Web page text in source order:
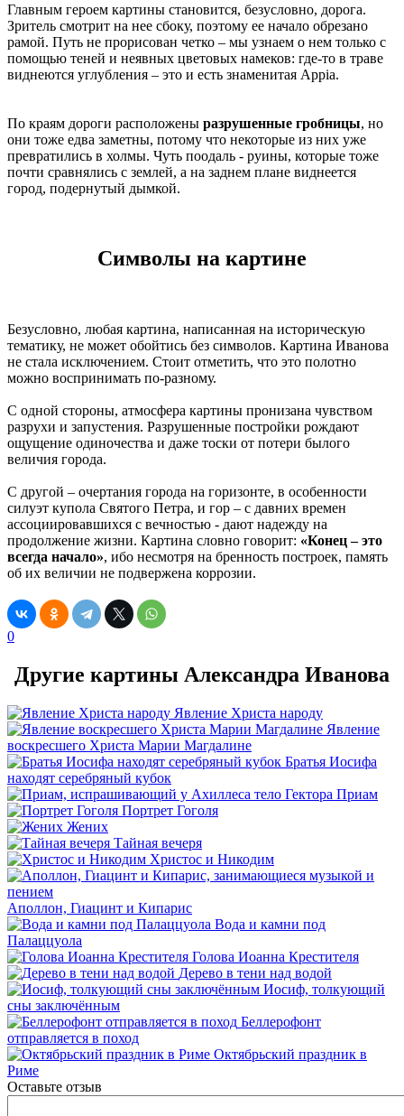
Главным героем картины становится, безусловно, дорога.
Зритель смотрит на нее сбоку, поэтому ее начало обрезано
рамой. Путь не прорисован четко – мы узнаем о нем только с
помощью теней и неявных цветовых намеков: где-то в траве
виднеются углубления – это и есть знаменитая Appia.
По краям дороги расположены разрушенные гробницы, но
они тоже едва заметны, потому что некоторые из них уже
превратились в холмы. Чуть поодаль - руины, которые тоже
почти сравнялись с землей, а на заднем плане виднеется
город, подернутый дымкой.
Символы на картине
Безусловно, любая картина, написанная на историческую
тематику, не может обойтись без символов. Картина Иванова
не стала исключением. Стоит отметить, что это полотно
можно воспринимать по-разному.
С одной стороны, атмосфера картины пронизана чувством
разрухи и запустения. Разрушенные постройки рождают
ощущение одиночества и даже тоски от потери былого
величия города.
С другой – очертания города на горизонте, в особенности
силуэт купола Святого Петра, и гор – с давних времен
ассоциировавшихся с вечностью - дают надежду на
продолжение жизни. Картина словно говорит: «Конец – это
всегда начало», ибо несмотря на бренность построек, память
об их величии не подвержена коррозии.
0
Другие картины Александра Иванова
Явление Христа народу
Явление
воскресшего Христа Марии Магдалине
Братья Иосифа
находят серебряный кубок
Приам
Портрет Гоголя
Жених
Тайная вечеря
Христос и Никодим
Аполлон, Гиацинт и Кипарис
Вода и камни под
Палаццуола
Голова Иоанна Крестителя
Дерево в тени над водой
Иосиф, толкующий
сны заключённым
Беллерофонт
отправляется в поход
Октябрьский праздник в
Риме
Оставьте отзыв